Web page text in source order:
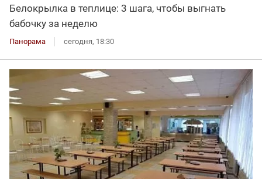
Белокрылка в теплице: 3 шага, чтобы выгнать
бабочку за неделю
Панорама сегодня, 18:30